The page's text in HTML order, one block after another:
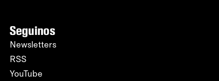
Seguinos
Newsletters
RSS
YouTube